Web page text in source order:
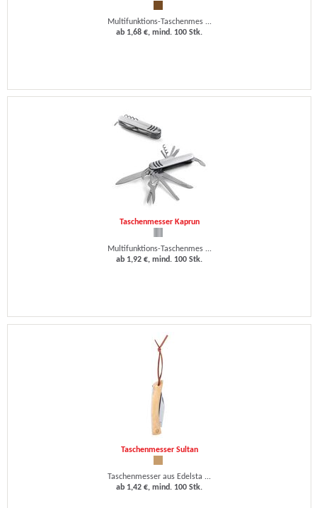
Multifunktions-Taschenmes ...
ab 1,68 €, mind. 100 Stk.
Taschenmesser Kaprun
Multifunktions-Taschenmes ...
ab 1,92 €, mind. 100 Stk.
Taschenmesser Sultan
Taschenmesser aus Edelsta ...
ab 1,42 €, mind. 100 Stk.